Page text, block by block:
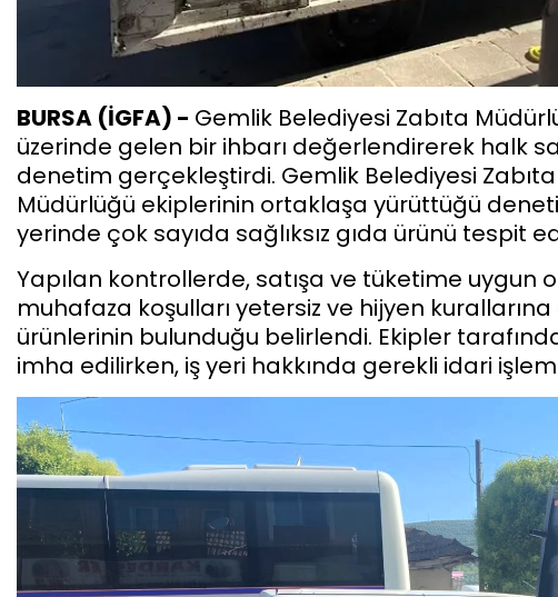
BURSA (İGFA) - Gemlik Belediyesi Zabıta
üzerinde gelen bir ihbarı değerlendirerek halk
denetim gerçekleştirdi. Gemlik Belediyesi
Müdürlüğü ekiplerinin ortaklaşa yürüttüğü
yerinde çok sayıda sağlıksız gıda ürünü tespit
Yapılan kontrollerde, satışa ve tüketime
muhafaza koşulları yetersiz ve hijyen
ürünlerinin bulunduğu belirlendi. Ekipler
imha edilirken, iş yeri hakkında gerekli idari